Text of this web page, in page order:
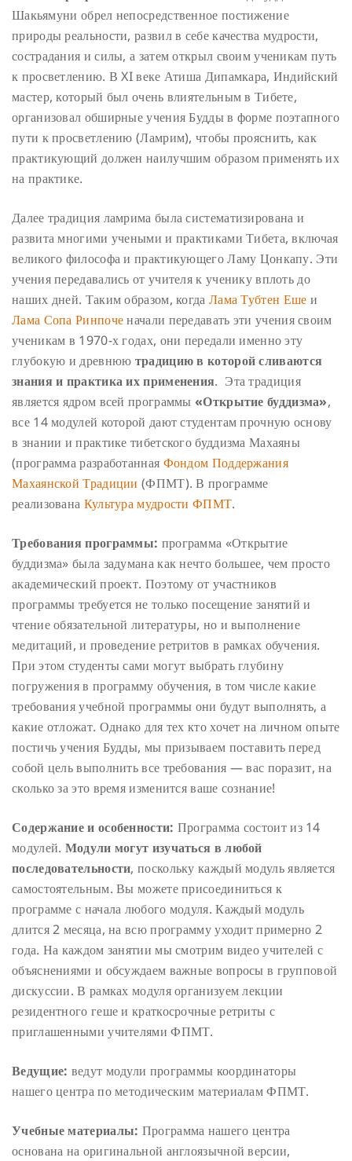
Шакьямуни обрел непосредственное постижение
природы реальности, развил в себе качества мудрости,
сострадания и силы, а затем открыл своим ученикам путь
к просветлению. В XI веке Атиша Дипамкара, Индийский
мастер, который был очень влиятельным в Тибете,
организовал обширные учения Будды в форме поэтапного
пути к просветлению (Ламрим), чтобы прояснить, как
практикующий должен наилучшим образом применять их
на практике.
Далее традиция ламрима была систематизирована и
развита многими учеными и практиками Тибета, включая
великого философа и практикующего Ламу Цонкапу. Эти
учения передавались от учителя к ученику вплоть до
наших дней. Таким образом, когда Лама Тубтен Еше и
Лама Сопа Ринпоченачали передавать эти учения своим
ученикам в 1970-х годах, они передали именно эту
глубокую и древнюю традицию в которой сливаются
знания и практика их применения. Эта традиция
является ядром всей программы«Открытие буддизма»,
все 14 модулей которой дают студентам прочную основу
в знании и практике тибетского буддизма Махаяны
(программа разработанная Фондом Поддержания
Махаянской Традиции (ФПМТ). В программе
реализована Культура мудрости ФПМТ.
Требования программы: программа «Открытие
буддизма» была задумана как нечто большее, чем просто
академический проект. Поэтому от участников
программы требуется не только посещение занятий и
чтение обязательной литературы, но и выполнение
медитаций, и проведение ретритов в рамках обучения.
При этом студенты сами могут выбрать глубину
погружения в программу обучения, в том числе какие
требования учебной программы они будут выполнять, а
какие отложат. Однако для тех кто хочет на личном опыте
постичь учения Будды, мы призываем поставить перед
собой цель выполнить все требования — вас поразит, на
сколько за это время изменится ваше сознание!
Содержание и особенности: Программа состоит из 14
модулей. Модули могут изучаться в любой
последовательности, поскольку каждый модуль является
самостоятельным. Вы можете присоединиться к
программе с начала любого модуля. Каждый модуль
длится 2 месяца, на всю программу уходит примерно 2
года. На каждом занятии мы смотрим видео учителей с
объяснениями и обсуждаем важные вопросы в групповой
дискуссии. В рамках модуля организуем лекции
резидентного геше и краткосрочные ретриты с
приглашенными учителями ФПМТ.
Ведущие: ведут модули программы координаторы
нашего центра по методическим материалам ФПМТ.
Учебные материалы: Программа нашего центра
основана на оригинальной англоязычной версии,